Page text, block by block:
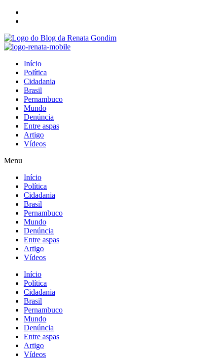
Início
Política
Cidadania
Brasil
Pernambuco
Mundo
Denúncia
Entre aspas
Artigo
Vídeos
Menu
Início
Política
Cidadania
Brasil
Pernambuco
Mundo
Denúncia
Entre aspas
Artigo
Vídeos
Início
Política
Cidadania
Brasil
Pernambuco
Mundo
Denúncia
Entre aspas
Artigo
Vídeos